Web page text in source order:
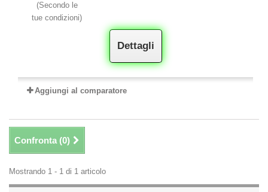
(Secondo le
tue condizioni)
Dettagli
Aggiungi al comparatore
Confronta (0)
Mostrando 1 - 1 di 1 articolo